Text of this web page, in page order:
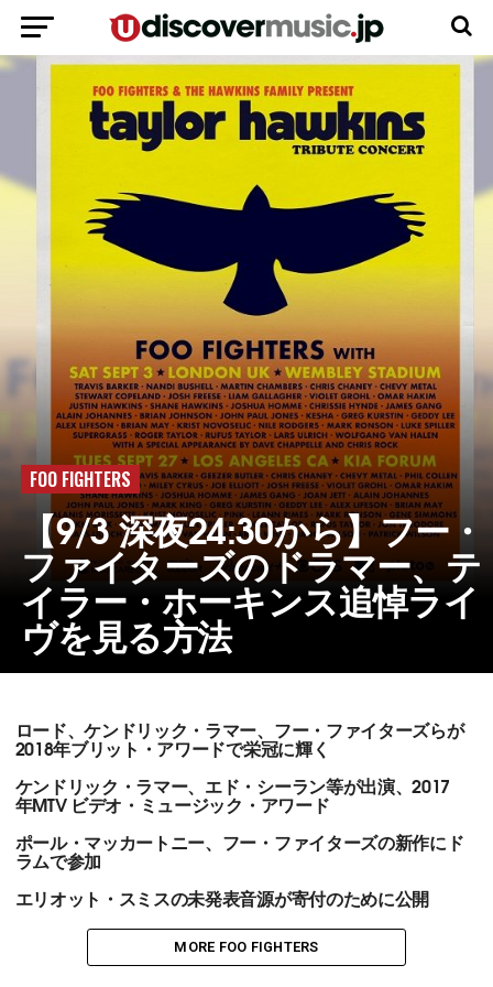
FOO FIGHTERS
【9/3 深夜24:30から】フー・
ファイターズのドラマー、テ
イラー・ホーキンス追悼ライ
ヴを見る方法
ロード、ケンドリック・ラマー、フー・ファイターズらが
2018年ブリット・アワードで栄冠に輝く
ケンドリック・ラマー、エド・シーラン等が出演、2017
年MTV ビデオ・ミュージック・アワード
ポール・マッカートニー、フー・ファイターズの新作にド
ラムで参加
エリオット・スミスの未発表音源が寄付のために公開
MORE FOO FIGHTERS